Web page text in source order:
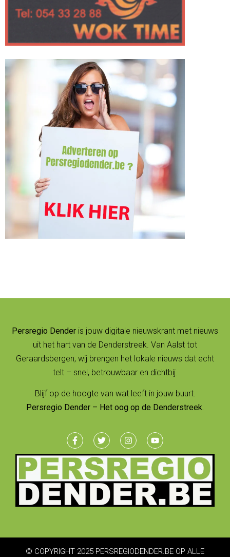
Persregio Dender is jouw digitale nieuwskrant met nieuws
uit het hart van de Denderstreek. Van Aalst tot
Geraardsbergen, wij brengen het lokale nieuws dat echt
telt – snel, betrouwbaar en dichtbij.
Blijf op de hoogte van wat leeft in jouw buurt.
Persregio Dender – Het oog op de Denderstreek.
© COPYRIGHT 2025 PERSREGIODENDER.BE OP ALLE